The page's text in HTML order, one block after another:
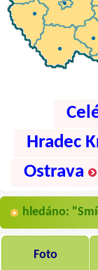
Hradec
Ostrava
hledáno:
Foto